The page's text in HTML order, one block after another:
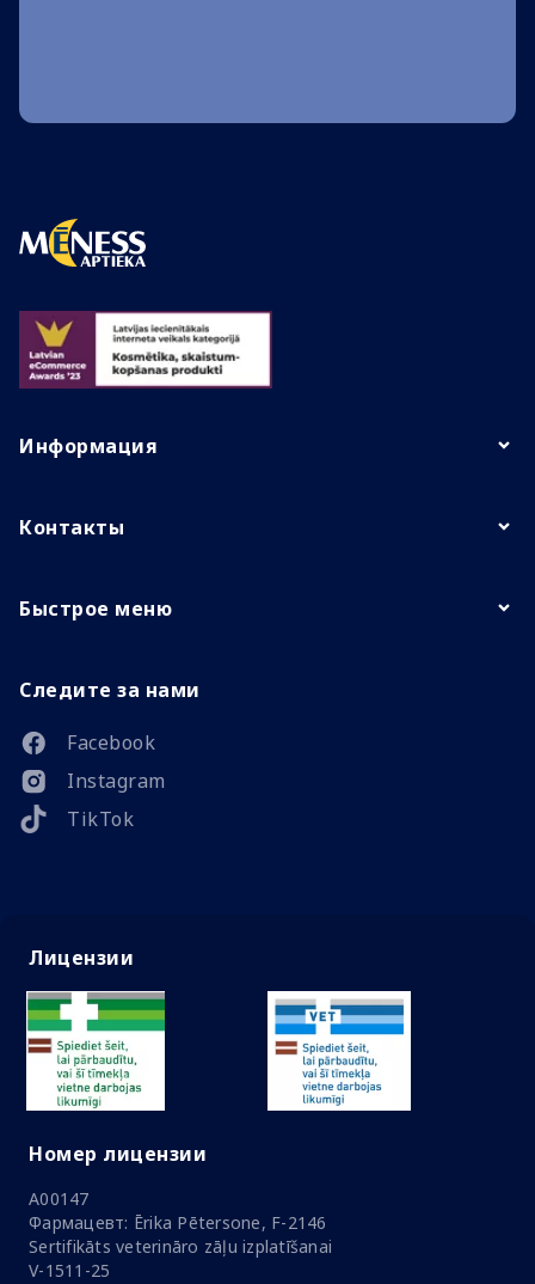
Информация
Контакты
Быстрое меню
Следите за нами
Facebook
Instagram
TikTok
Лицензии
Номер лицензии
A00147
Фармацевт: Ērika Pētersone, F-2146
Sertifikāts veterināro zāļu izplatīšanai
V-1511-25